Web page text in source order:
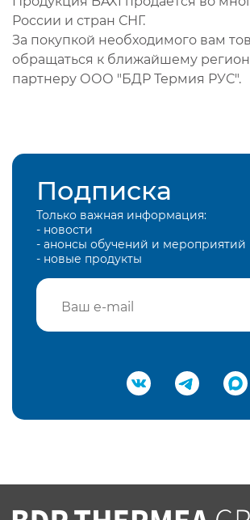
России и стран СНГ.
За покупкой необходимого вам
обращаться к ближайшему
партнеру ООО "БДР Термия РУС".
Подписка
Только важная информация:
- новости
- анонсы обучений и мероприятий
- новые продукты
Подтвердить e-mail